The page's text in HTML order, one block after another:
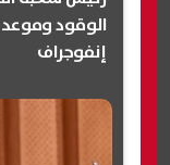
الوقود وموعد
إنفوجراف